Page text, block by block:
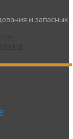
и запасных